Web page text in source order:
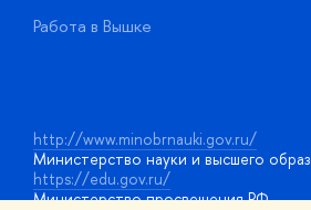
Работа в Вышке
http://www.minobrnauki.gov.ru/
Министерство науки и высшего
https://edu.gov.ru/
Министерство просвещения РФ